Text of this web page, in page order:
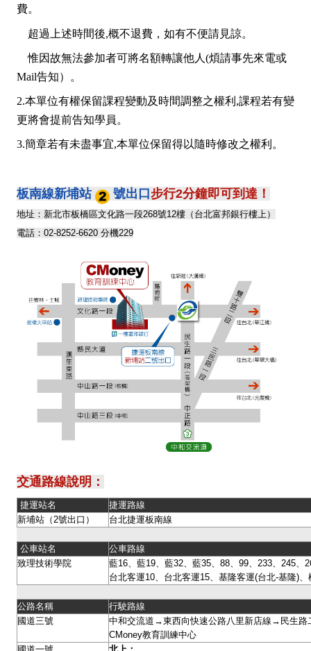
費。
超過上述時間後,概不退費，如有不便請見諒。
惟因故無法參加者可將名額轉讓他人(煩請事先來電或
Mail告知）。
2.本單位有權保留課程變動及時間調整之權利,課程若有變
更將會提前告知學員。
3.簡章若有未盡事宜,本單位保留得以隨時修改之權利。
板南線新埔站 號出口 步行2分鐘即可到達！
地址：新北市板橋區文化路一段268號12樓（台北富邦銀行樓上）
電話：02-8252-6620 分機229
交通路線說明：
捷運站名
捷運路線
新埔站（2號出口）
台北捷運板南線
公車站名
公車路線
致理技術學院
藍16、藍19、藍32、藍35、88、99、233、245、
台北客運10、台北客運15、基隆客運(台北-基隆)
公路名稱
行駛路線
國道三號
中和交流道→東西向快速公路八里新店線→民生
CMoney教育訓練中心